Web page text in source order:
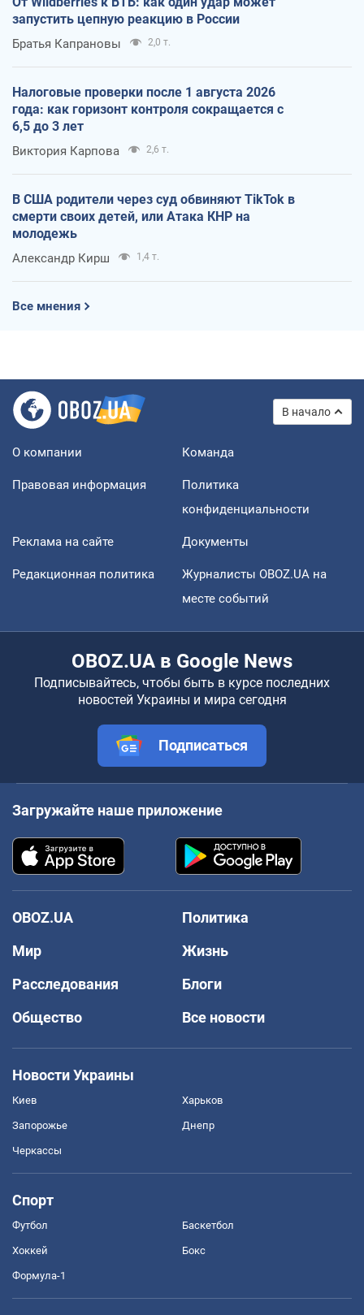
запустить цепную реакцию в России
Братья Капрановы 2,0 т.
Налоговые проверки после 1 августа 2026
года: как горизонт контроля сокращается с
6,5 до 3 лет
Виктория Карпова 2,6 т.
В США родители через суд обвиняют TikTok в
смерти своих детей, или Атака КНР на
молодежь
Александр Кирш 1,4 т.
Все мнения
В начало
О компании Команда
Правовая информация
Политика
конфиденциальности
Реклама на сайте Документы
Редакционная политика
Журналисты OBOZ.UA на
месте событий
OBOZ.UA в Google News
Подписывайтесь, чтобы быть в курсе последних
новостей Украины и мира сегодня
Подписаться
Загружайте наше приложение
OBOZ.UA
Политика
Мир
Жизнь
Расследования
Блоги
Общество
Все новости
Новости Украины
Киев Харьков
Запорожье Днепр
Черкассы
Спорт
Футбол Баскетбол
Хоккей Бокс
Формула-1